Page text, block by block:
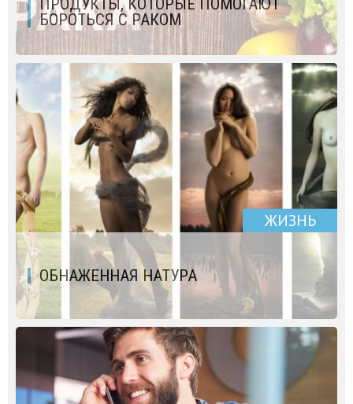
ПРОДУКТЫ, КОТОРЫЕ ПОМОГАЮТ
БОРОТЬСЯ С РАКОМ
ЖИЗНЬ
ОБНАЖЕННАЯ НАТУРА